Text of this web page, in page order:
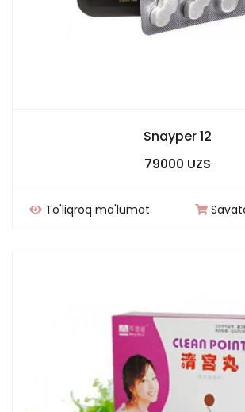
Snayper 12
79000 UZS
To'liqroq ma'lumot